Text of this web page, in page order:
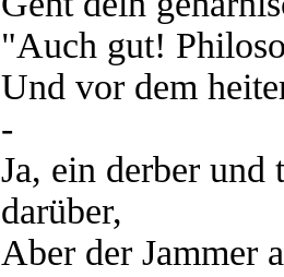
"Auch gut!
Und vor dem
-
Ja, ein derber und
darüber,
Aber der Jammer